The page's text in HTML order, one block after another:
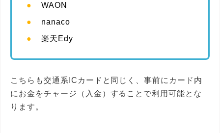
WAON
nanaco
楽天Edy
こちらも交通系ICカードと同じく、事前にカード内
にお金をチャージ（入金）することで利用可能とな
ります。